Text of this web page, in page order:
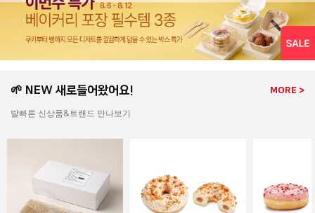
🌱 NEW 새로들어왔어요! MORE >
발빠른 신상품&트랜드 만나보기